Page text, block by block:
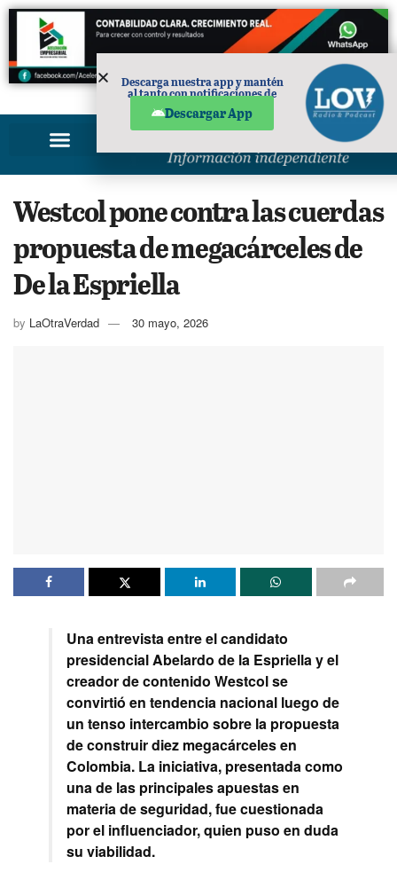
PUBLICIDAD
Westcol pone contra las cuerdas
propuesta de megacárceles de
De la Espriella
by LaOtraVerdad 30 mayo, 2026
Una entrevista entre el candidato
presidencial Abelardo de la Espriella y el
creador de contenido Westcol se
convirtió en tendencia nacional luego de
un tenso intercambio sobre la propuesta
de construir diez megacárceles en
Colombia. La iniciativa, presentada como
una de las principales apuestas en
materia de seguridad, fue cuestionada
por el influenciador, quien puso en duda
su viabilidad.
Descarga nuestra app y mantén
al tanto con notificaciones de
Descargar App